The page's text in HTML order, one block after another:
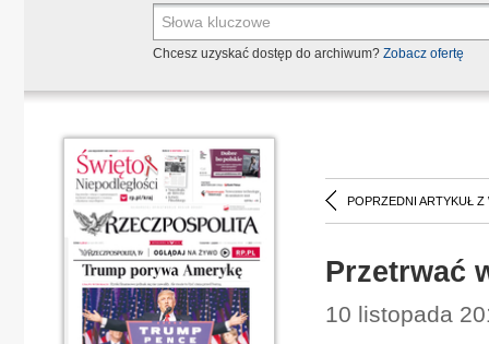
Chcesz uzyskać dostęp do archiwum? Zobacz ofertę
POPRZEDNI ARTYKUŁ Z
Przetrwać
10 listopada